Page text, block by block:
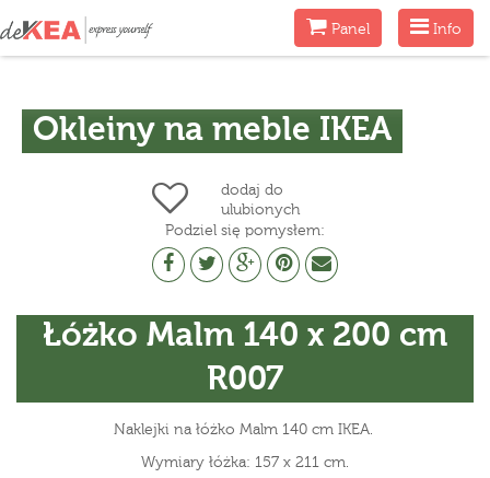
Menu
Info
MenuPanel
Okleiny na meble IKEA
dodaj do
ulubionych
Podziel się pomysłem:
Łóżko Malm 140 x 200 cm
R007
Naklejki na łóżko Malm 140 cm IKEA.
Wymiary łóżka: 157 x 211 cm.